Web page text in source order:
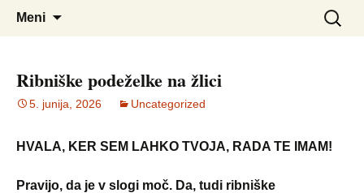
DPŽ – Ribnica
Društvo podeželskih žena Ribnica
Meni
Išči:
Ribniške podeželke na žlici
5. junija, 2026 Uncategorized
HVALA, KER SEM LAHKO TVOJA, RADA TE IMAM!
Pravijo, da je v slogi moč. Da, tudi ribniške